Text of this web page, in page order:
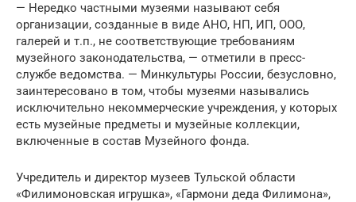
— Нередко частными музеями называют себя
организации, созданные в виде АНО, НП, ИП, ООО,
галерей и т.п., не соответствующие требованиям
музейного законодательства, — отметили в пресс-
службе ведомства. — Минкультуры России, безусловно,
заинтересовано в том, чтобы музеями назывались
исключительно некоммерческие учреждения, у которых
есть музейные предметы и музейные коллекции,
включенные в состав Музейного фонда.
Учредитель и директор музеев Тульской области
«Филимоновская игрушка», «Гармони деда Филимона»,